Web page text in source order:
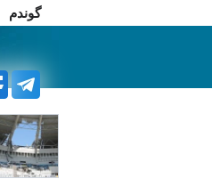
گوندم